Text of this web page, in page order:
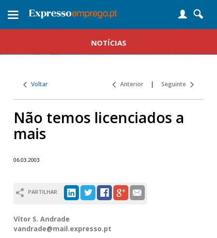
Toggle
NOTÍCIAS
Voltar Anterior | Seguinte
Não temos licenciados a
mais
06.03.2003
PARTILHAR
Vítor S. Andrade
vandrade@mail.expresso.pt